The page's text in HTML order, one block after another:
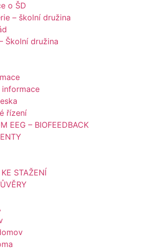
o ŠD
– školní družina
Školní družina
informace
řízení
EEG – BIOFEEDBACK
STAŽENÍ